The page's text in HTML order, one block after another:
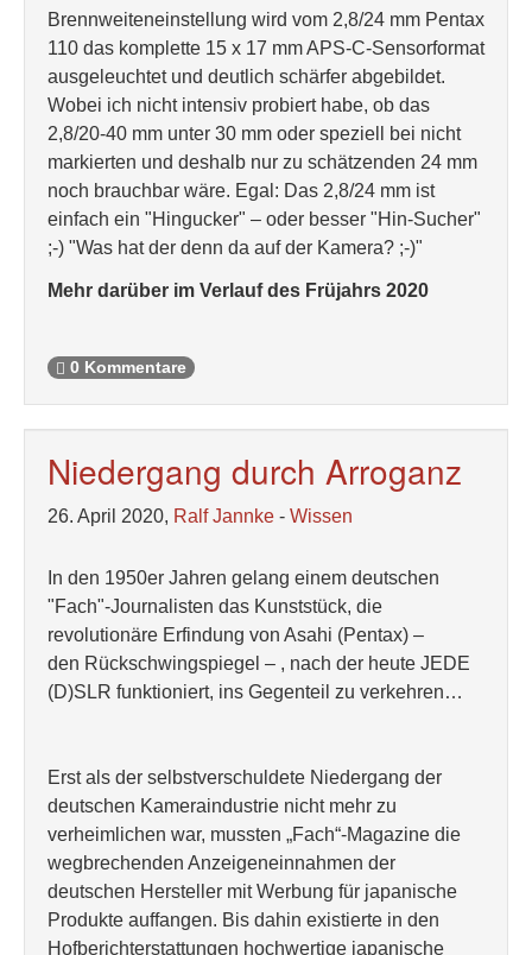
Brennweiteneinstellung wird vom 2,8/24 mm Pentax
110 das komplette 15 x 17 mm APS-C-Sensorformat
ausgeleuchtet und deutlich schärfer abgebildet.
Wobei ich nicht intensiv probiert habe, ob das
2,8/20-40 mm unter 30 mm oder speziell bei nicht
markierten und deshalb nur zu schätzenden 24 mm
noch brauchbar wäre. Egal: Das 2,8/24 mm ist
einfach ein "Hingucker" – oder besser "Hin-Sucher"
;-) "Was hat der denn da auf der Kamera? ;-)"
Mehr darüber im Verlauf des Früjahrs 2020
0 Kommentare
Niedergang durch Arroganz
26. April 2020, Ralf Jannke - Wissen
In den 1950er Jahren gelang einem deutschen
"Fach"-Journalisten das Kunststück, die
revolutionäre Erfindung von Asahi (Pentax) –
den Rückschwingspiegel – , nach der heute JEDE
(D)SLR funktioniert, ins Gegenteil zu verkehren…
Erst als der selbstverschuldete Niedergang der
deutschen Kameraindustrie nicht mehr zu
verheimlichen war, mussten „Fach“-Magazine die
wegbrechenden Anzeigeneinnahmen der
deutschen Hersteller mit Werbung für japanische
Produkte auffangen. Bis dahin existierte in den
Hofberichterstattungen hochwertige japanische